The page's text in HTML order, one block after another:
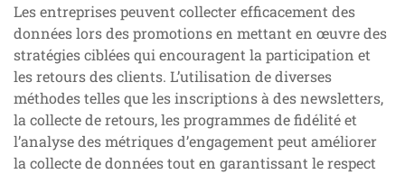
Les entreprises peuvent collecter efficacement des
données lors des promotions en mettant en œuvre des
stratégies ciblées qui encouragent la participation et
les retours des clients. L’utilisation de diverses
méthodes telles que les inscriptions à des newsletters,
la collecte de retours, les programmes de fidélité et
l’analyse des métriques d’engagement peut améliorer
la collecte de données tout en garantissant le respect